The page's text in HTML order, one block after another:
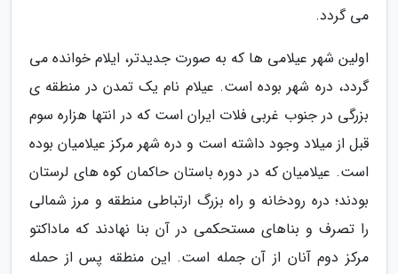
می گردد.
اولین شهر عیلامی ها که به صورت جدیدتر، ایلام خوانده می
گردد، دره شهر بوده است. عیلام نام یک تمدن در منطقه ی
بزرگی در جنوب غربی فلات ایران است که در انتها هزاره سوم
قبل از میلاد وجود داشته است و دره شهر مرکز عیلامیان بوده
است. عیلامیان که در دوره باستان حاکمان کوه های لرستان
بودند؛ دره رودخانه و راه بزرگ ارتباطی منطقه و مرز شمالی
را تصرف و بناهای مستحکمی در آن بنا نهادند که ماداکتو
مرکز دوم آنان از آن جمله است. این منطقه پس از حمله